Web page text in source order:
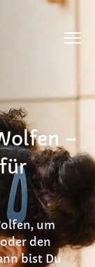
–
um
den
bist Du